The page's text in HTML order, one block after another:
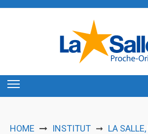
HOME INSTITUT ➞ LA